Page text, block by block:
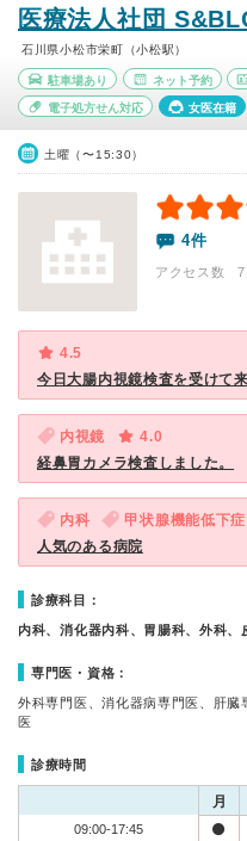
医療法人社団
石川県小松市栄町（小松駅）
駐車場あり ネット予約
電子処方せん対応 女医在籍
土曜（〜15:30）
4件
アクセス数 7
4.5
今日大腸内視鏡検査を受けて
内視鏡
4.0
経鼻胃カメラ検査しました。
内科 甲状腺機能低下症
人気のある病院
診療科目：
内科、消化器内科、胃腸科、外科
専門医・資格：
外科専門医、消化器病専門医、肝
医
診療時間
月
09:00-17:45